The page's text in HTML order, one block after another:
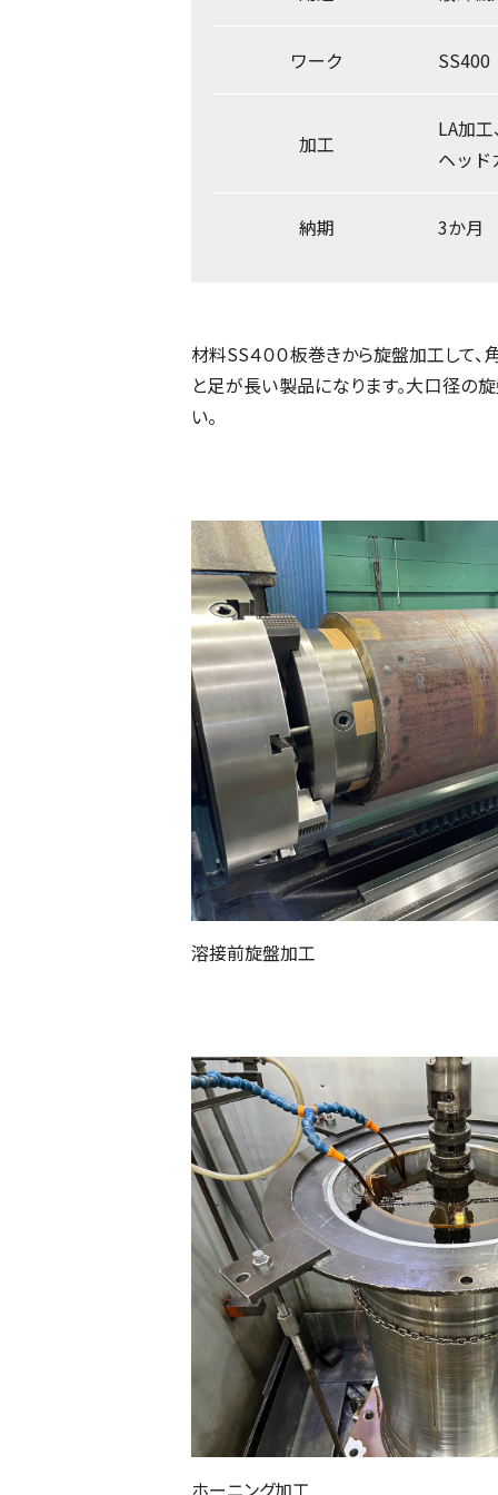
ワーク
加工
LA加
ヘッド
納期 3か月
材料SS４００板巻きから旋盤加工して、
と足が長い製品になります。大口径の
い。
溶接前旋盤加工
ホーニング加工